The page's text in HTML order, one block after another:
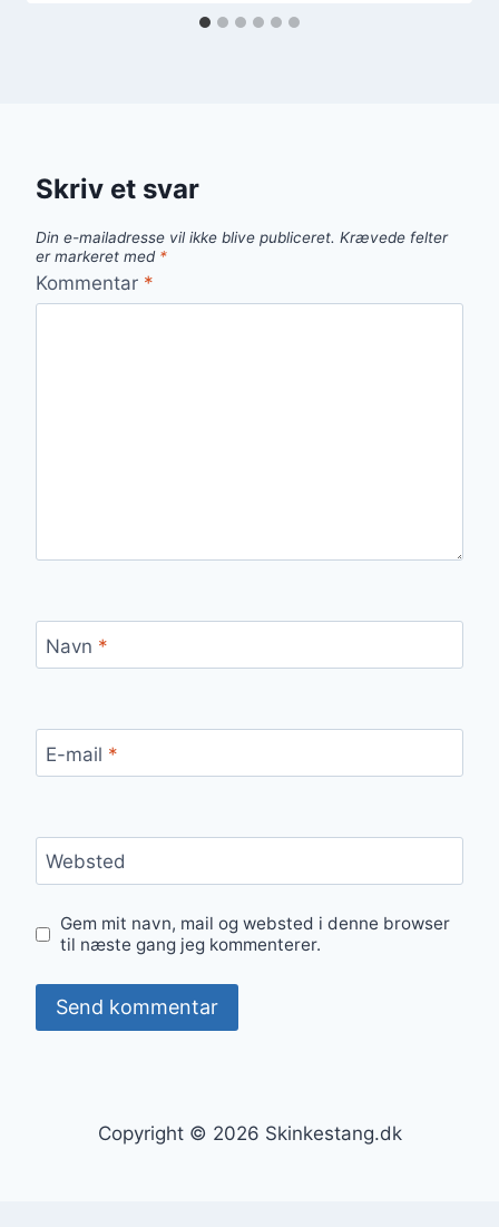
Skriv et svar
Din e-mailadresse vil ikke blive publiceret. Krævede felter
er markeret med *
Kommentar *
Navn *
E-mail *
Websted
Gem mit navn, mail og websted i denne browser
til næste gang jeg kommenterer.
Copyright © 2026 Skinkestang.dk